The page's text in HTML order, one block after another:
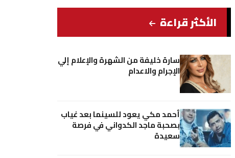
الأكثر قراءة
سارة خليفة من الشهرة والإعلام إلي
الإجرام والاعدام
أحمد مكي يعود للسينما بعد غياب
بصحبة ماجد الكدواني في فرصة
سعيدة